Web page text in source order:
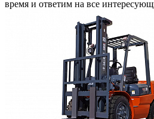
время и ответим на все